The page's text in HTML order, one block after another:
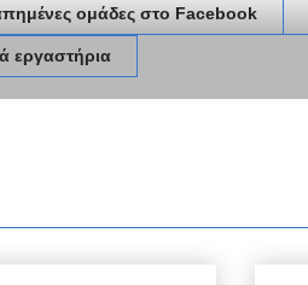
ομάδες στο Facebook
εργαστήρια